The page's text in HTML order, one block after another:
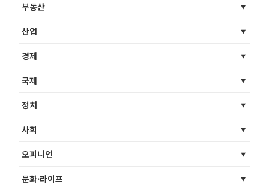
부동산
산업
경제
국제
정치
사회
오피니언
문화·라이프